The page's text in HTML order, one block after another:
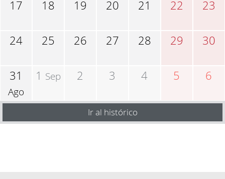
17 18 19 20 21 22 23
24 25 26 27 28 29 30
31
Ago
1 Sep 2 3 4 5 6
Ir al histórico